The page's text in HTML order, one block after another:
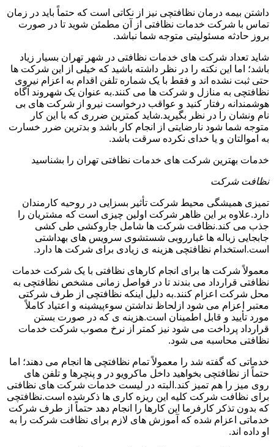
داشتن بیمه درمان نظافتچی نیز از نکاتی است که حتماً باید در زمان
تماس با شرکت خدمات نظافتی از آن مطمئن شوید تا در صورت
بروز حادثه مسئولیتی متوجه شما نباشد.
شاید تعداد شرکت های خدمات نظافتی در شهر تهران بسیار زیاد
باشد؛ اما این نکته را در نظر داشته باشید که خیلی از این شرکت ها
حتی ثبت نشده اند و فقط با یک شماره تلفن اقدام به اعزام نیروی
نظافتچی به منازل و شرکت ها می کنند.به عنوان یک شهروند آگاه
هوشمندانه رفتار کنید و عواقب درخواست نیرو از شرکت های بی
نام ونشان را در نظر بگیرید.شاید کمترین ضرری که با این کار
متوجه شما شود نارضایتی از انجام کار باشد و بدترین ضرر خسارت
به اموالتان و یا خدای نکرده سرقت باشد.
خدمات بهترین شرکت های خدمات نظافتی تهران را بشناسید
نظافت شرکت
تمیزی همیشگی محیط شرکت تأثیر بسزایی در روحیه کارمندان
دارد.علاوه بر این ظاهر شرکت اولین چیزی است که مشتریان را
جذب می کند.نظافت شرکت ها شامل جاروکشی طی کشی
جابجایی زباله ها غبارروبی شستشوی سرویس های بهداشتی
است.استخدام نظافتچی هزینه ی زیادی برای شرکت ها دارد.
معمولاً شرکت ها برای انجام کارهای نظافتی با یک شرکت خدمات
نظافتی قرارداد می بندند تا در فواصل زمانی مشخص نظافتچی به
محل شرکت اعزام کنند.به دلیل اینکه نظافتچی از طرف شرکتی
معتبر اعزام می شود ازلحاظ نداشتن سوءپیشینه و اعتیاد کاملاً
مورد تأیید و قابل اطمینان است.هزینه ی که در صورت بستن
قرارداد پرداخت می شود نیز کمتر از نرخ مصوب شرکت خدمات
نظافتی محاسبه می شود.
خدماتی که گفته شد را معمولاً تمام نظافتچی ها انجام می دهند؛ اما
حتماً از نظافتچی بخواهید داخل ماکرویو در و پنچرها و تلفن های
روی میز را هم تمیز کند.البته در لیست خدمات شرکت های نظافتی
برای نظافت شرکت کلیه این ریزه کاری ها ذکرشده است.نظافتچی
که بدون تذکر کارفرما این کارها را انجام دهد حتماً از طرف شرکت
خدماتی اعزام شده که آموزش های لازم برای نظافت شرکت را به
او داده اند.